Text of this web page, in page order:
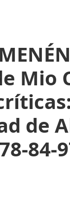
Mio
de
84-